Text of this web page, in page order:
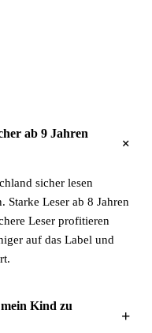
ab 9 Jahren
+
sicher lesen
Starke Leser ab 8 Jahren
Leser profitieren
auf das Label und
Kind zu
+